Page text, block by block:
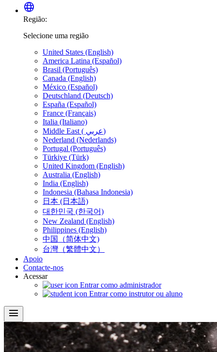
language
Região:
Selecione uma região
United States (English)
America Latina (Español)
Brasil (Português)
Canada (English)
México (Español)
Deutschland (Deutsch)
España (Español)
France (Français)
Italia (Italiano)
Middle East ( عربي)
Nederland (Nederlands)
Portugal (Português)
Türkiye (Türk)
United Kingdom (English)
Australia (English)
India (English)
Indonesia (Bahasa Indonesia)
日本 (日本語)
대한민국 (한국어)
New Zealand (English)
Philippines (English)
中国（简体中文)
台灣（繁體中文）
Apoio
Contacte-nos
Acessar
Entrar como administrador
Entrar como instrutor ou aluno
menu